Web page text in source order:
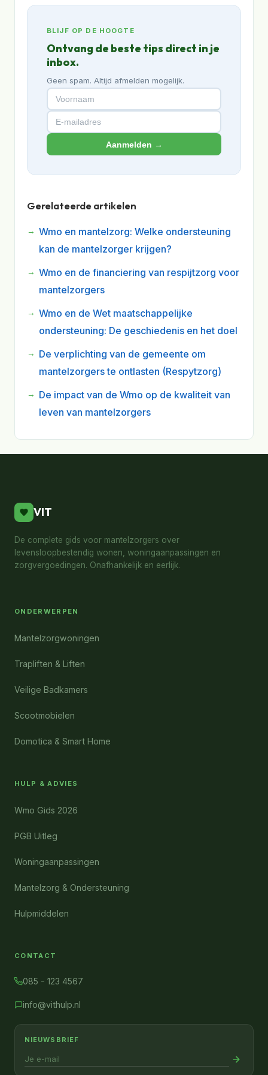
BLIJF OP DE HOOGTE
Ontvang de beste tips direct in je
inbox.
Geen spam. Altijd afmelden mogelijk.
Aanmelden →
Gerelateerde artikelen
Wmo en mantelzorg: Welke ondersteuning
kan de mantelzorger krijgen?
Wmo en de financiering van respijtzorg voor
mantelzorgers
Wmo en de Wet maatschappelijke
ondersteuning: De geschiedenis en het doel
De verplichting van de gemeente om
mantelzorgers te ontlasten (Respytzorg)
De impact van de Wmo op de kwaliteit van
leven van mantelzorgers
VIT
De complete gids voor mantelzorgers over
levensloopbestendig wonen, woningaanpassingen en
zorgvergoedingen. Onafhankelijk en eerlijk.
ONDERWERPEN
Mantelzorgwoningen
Trapliften & Liften
Veilige Badkamers
Scootmobielen
Domotica & Smart Home
HULP & ADVIES
Wmo Gids 2026
PGB Uitleg
Woningaanpassingen
Mantelzorg & Ondersteuning
Hulpmiddelen
CONTACT
085 - 123 4567
info@vithulp.nl
NIEUWSBRIEF